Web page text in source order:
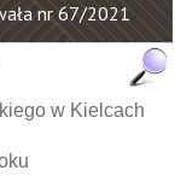
nr 67/2021
w Kielcach